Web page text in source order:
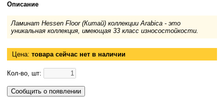
Описание
Ламинат Hessen Floor (Китай) коллекции Arabica - это
уникальная коллекция, имеющая 33 класс износостойкости.
Цена: товара сейчас нет в наличии
Кол-во, шт:
Сообщить о появлении